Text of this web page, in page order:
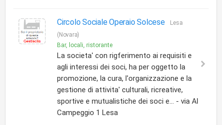
Circolo Sociale Operaio Solcese
Lesa
(Novara)
Bar, locali, ristorante
La societa' con rigferimento ai requisiti e
agli interessi dei soci, ha per oggetto la
promozione, la cura, l'organizzazione e la
gestione di attivita' culturali, ricreative,
sportive e mutualistiche dei soci e... - via Al
Campeggio 1 Lesa